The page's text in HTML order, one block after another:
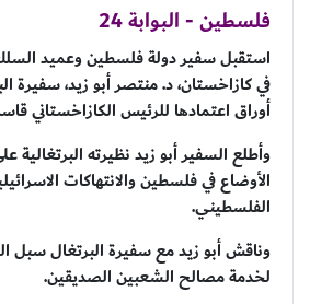
فلسطين - البوابة 24
استقبل سفير دولة فلسطين وعميد
في كازاخستان، د. منتصر أبو زيد، سفيرة
أوراق اعتمادها للرئيس الكازاخستاني
وأطلع السفير أبو زيد نظيرته البرتغالية
الأوضاع في فلسطين والانتهاكات
الفلسطيني.
وناقش أبو زيد مع سفيرة البرتغال سبل
لخدمة مصالح الشعبين الصديقين.